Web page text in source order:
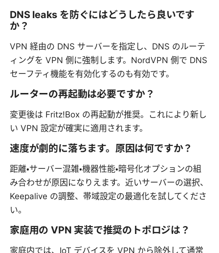
DNS leaks を防ぐにはどうしたら良いです
か？
VPN 経由の DNS サーバーを指定し、DNS のルーテ
ィングを VPN 側に強制します。NordVPN 側で DNS
セーフティ機能を有効化するのも有効です。
ルーターの再起動は必要ですか？
変更後は Fritz!Box の再起動が推奨。これにより新し
い VPN 設定が確実に適用されます。
速度が劇的に落ちます。原因は何ですか？
距離・サーバー混雑・機器性能・暗号化オプションの組
み合わせが原因になりえます。近いサーバーの選択、
Keepalive の調整、帯域設定の最適化を試してくださ
い。
家庭用の VPN 実装で推奨のトポロジは？
家庭内では、IoT デバイスを VPN から除外して通常